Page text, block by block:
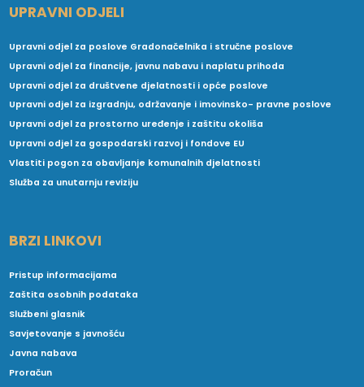
UPRAVNI ODJELI
Upravni odjel za poslove Gradonačelnika i stručne poslove
Upravni odjel za financije, javnu nabavu i naplatu prihoda
Upravni odjel za društvene djelatnosti i opće poslove
Upravni odjel za izgradnju, održavanje i imovinsko- pravne poslove
Upravni odjel za prostorno uređenje i zaštitu okoliša
Upravni odjel za gospodarski razvoj i fondove EU
Vlastiti pogon za obavljanje komunalnih djelatnosti
Služba za unutarnju reviziju
BRZI LINKOVI
Pristup informacijama
Zaštita osobnih podataka
Službeni glasnik
Savjetovanje s javnošću
Javna nabava
Proračun